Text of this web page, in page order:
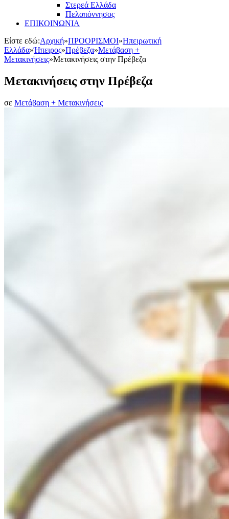
Στερεά Ελλάδα
Πελοπόννησος
ΕΠΙΚΟΙΝΩΝΙΑ
Είστε εδώ:Αρχική»ΠΡΟΟΡΙΣΜΟΙ»Ηπειρωτική
Ελλάδα»Ήπειρος»Πρέβεζα»Μετάβαση +
Μετακινήσεις»Μετακινήσεις στην Πρέβεζα
Μετακινήσεις στην Πρέβεζα
σε Μετάβαση + Μετακινήσεις